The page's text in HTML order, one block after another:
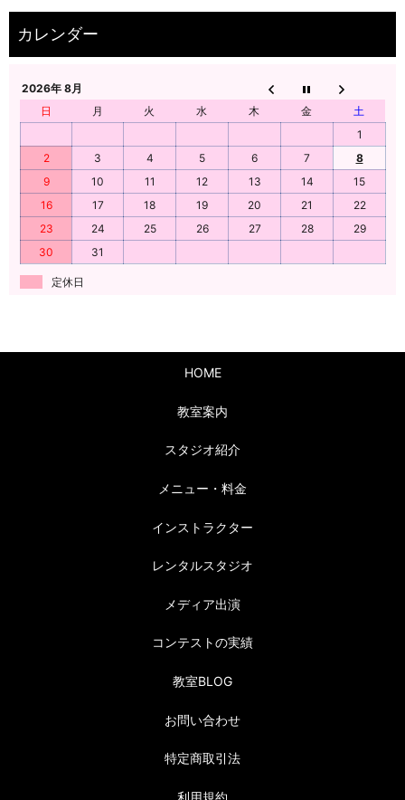
2026年 8月
日
月 火 水 木 金
土
1
2
3 4 5 6 7
8
9
10 11 12 13 14
15
16
17 18 19 20 21
22
23
24 25 26 27 28
29
30
31
定休日
HOME
教室案内
スタジオ紹介
メニュー・料金
インストラクター
レンタルスタジオ
メディア出演
コンテストの実績
教室BLOG
お問い合わせ
特定商取引法
利用規約